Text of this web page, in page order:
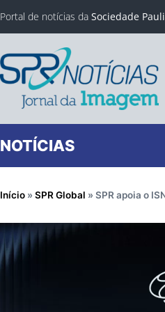
Portal de notícias da Sociedade
NOTÍCIAS
Início » SPR Global » SPR apoia o